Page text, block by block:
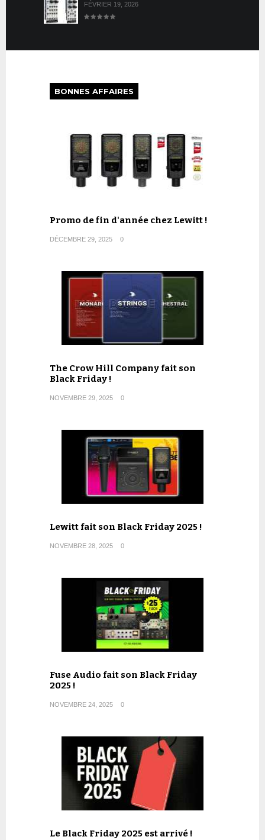
FÉVRIER 19, 2026
BONNES AFFAIRES
Promo de fin d'année chez Lewitt !
DÉCEMBRE 29, 2025 0
The Crow Hill Company fait son
Black Friday !
NOVEMBRE 29, 2025 0
Lewitt fait son Black Friday 2025 !
NOVEMBRE 28, 2025 0
Fuse Audio fait son Black Friday
2025 !
NOVEMBRE 24, 2025 0
Le Black Friday 2025 est arrivé !